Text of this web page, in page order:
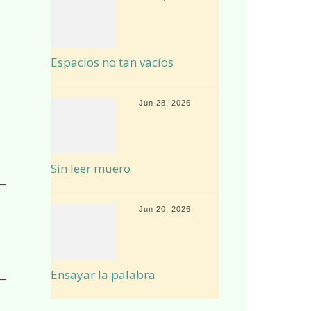
Espacios no tan vacíos
Jun 28, 2026
Sin leer muero
Jun 20, 2026
Ensayar la palabra